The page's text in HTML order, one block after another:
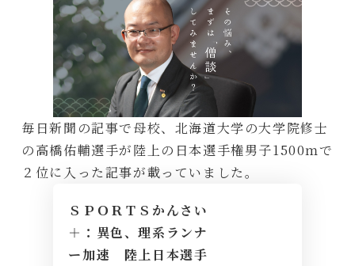
毎日新聞の記事で母校、北海道大学の大学院修士
の高橋佑輔選手が陸上の日本選手権男子1500ｍで
２位に入った記事が載っていました。
ＳＰＯＲＴＳかんさい
＋：異色、理系ランナ
ー加速 陸上日本選手